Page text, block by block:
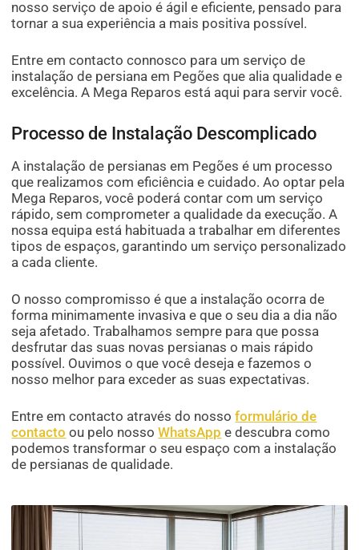
nosso serviço de apoio é ágil e eficiente, pensado para
tornar a sua experiência a mais positiva possível.
Entre em contacto connosco para um serviço de
instalação de persiana em Pegões que alia qualidade e
excelência. A Mega Reparos está aqui para servir você.
Processo de Instalação Descomplicado
A instalação de persianas em Pegões é um processo
que realizamos com eficiência e cuidado. Ao optar pela
Mega Reparos, você poderá contar com um serviço
rápido, sem comprometer a qualidade da execução. A
nossa equipa está habituada a trabalhar em diferentes
tipos de espaços, garantindo um serviço personalizado
a cada cliente.
O nosso compromisso é que a instalação ocorra de
forma minimamente invasiva e que o seu dia a dia não
seja afetado. Trabalhamos sempre para que possa
desfrutar das suas novas persianas o mais rápido
possível. Ouvimos o que você deseja e fazemos o
nosso melhor para exceder as suas expectativas.
Entre em contacto através do nossoformulário de
contacto ou pelo nossoWhatsApp e descubra como
podemos transformar o seu espaço com a instalação
de persianas de qualidade.